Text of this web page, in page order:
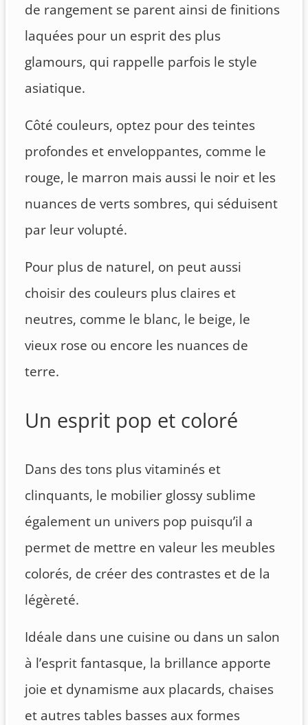
de rangement se parent ainsi de finitions
laquées pour un esprit des plus
glamours, qui rappelle parfois le style
asiatique.
Côté couleurs, optez pour des teintes
profondes et enveloppantes, comme le
rouge, le marron mais aussi le noir et les
nuances de verts sombres, qui séduisent
par leur volupté.
Pour plus de naturel, on peut aussi
choisir des couleurs plus claires et
neutres, comme le blanc, le beige, le
vieux rose ou encore les nuances de
terre.
Un esprit pop et coloré
Dans des tons plus vitaminés et
clinquants, le mobilier glossy sublime
également un univers pop puisqu’il a
permet de mettre en valeur les meubles
colorés, de créer des contrastes et de la
légèreté.
Idéale dans une cuisine ou dans un salon
à l’esprit fantasque, la brillance apporte
joie et dynamisme aux placards, chaises
et autres tables basses aux formes